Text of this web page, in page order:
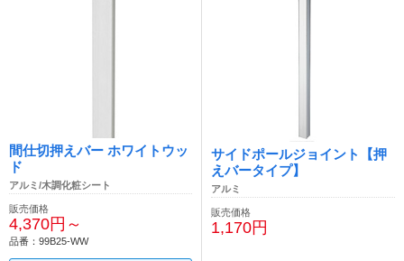
間仕切押えバー ホワイトウッ
ド
アルミ/木調化粧シート
販売価格
4,370円～
品番：99B25-WW
サイドポールジョイント【押
えバータイプ】
アルミ
販売価格
1,170円